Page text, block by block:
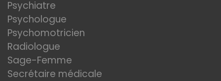
Psychiatre
Psychologue
Psychomotricien
Radiologue
Sage-Femme
Secrétaire médicale